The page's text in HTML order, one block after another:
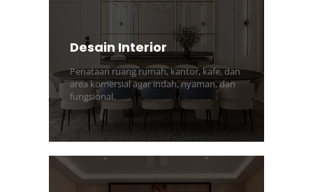
Desain Interior
Penataan ruang rumah, kantor, kafe, dan
area komersial agar indah, nyaman, dan
fungsional.